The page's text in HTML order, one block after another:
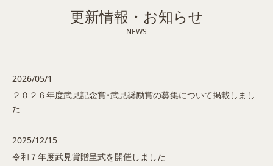
更新情報・お知らせ
NEWS
2026/05/1
２０２６年度武見記念賞・武見奨励賞の募集について掲載しまし
た
2025/12/15
令和７年度武見賞贈呈式を開催しました